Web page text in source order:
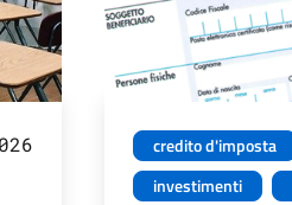
credito d'imposta
investimenti